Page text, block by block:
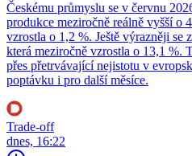
Českému průmyslu se v červnu
produkce meziročně reálně vyšší o
vzrostla o 1,2 %. Ještě výrazněji se
která meziročně vzrostla o 13,1 %.
přes přetrvávající nejistotu v
poptávku i pro další měsíce.
Trade-off
dnes, 16:22